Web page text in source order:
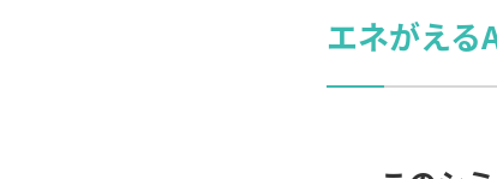
エネがえる